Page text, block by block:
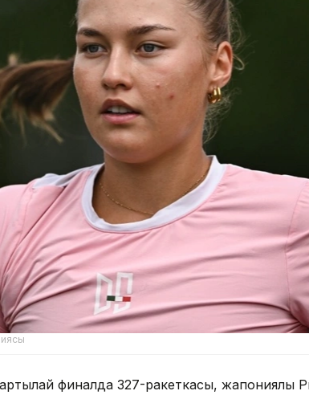
финалда 327-ракеткасы, жапониялық